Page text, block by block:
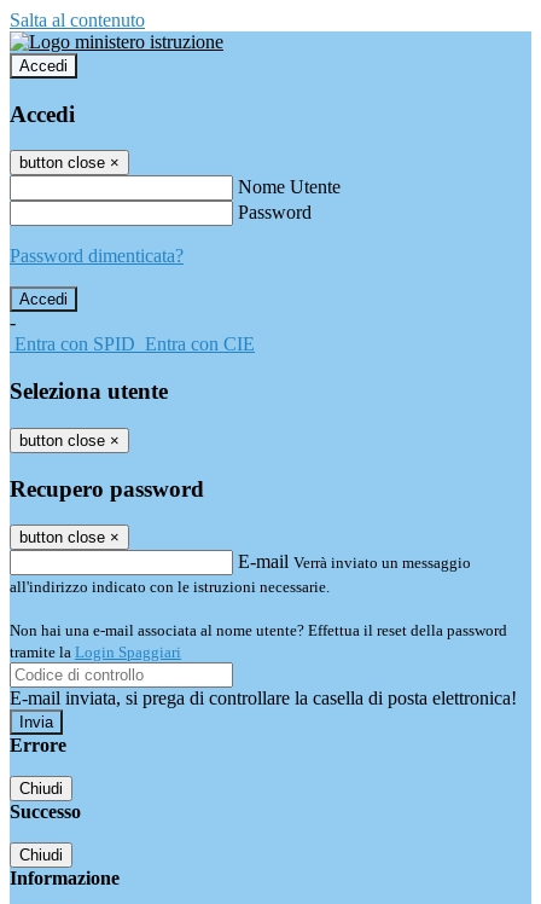
Salta al contenuto
Accedi
Accedi
button close ×
Nome Utente
Password
Password dimenticata?
-
Entra con SPID Entra con CIE
Seleziona utente
button close ×
Recupero password
button close ×
E-mail Verrà inviato un messaggio
all'indirizzo indicato con le istruzioni necessarie.
Non hai una e-mail associata al nome utente? Effettua il reset della password
tramite la Login Spaggiari
E-mail inviata, si prega di controllare la casella di posta elettronica!
Errore
Chiudi
Successo
Chiudi
Informazione